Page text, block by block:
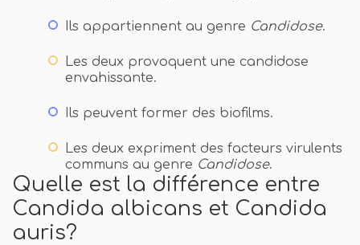
Ils appartiennent au genre Candidose.
Les deux provoquent une candidose
envahissante.
Ils peuvent former des biofilms.
Les deux expriment des facteurs virulents
communs au genre Candidose.
Quelle est la différence entre
Candida albicans et Candida
auris?